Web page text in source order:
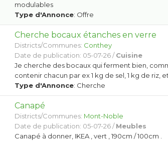
modulables
Type d'Annonce: Offre
Cherche bocaux étanches en verre
Districts/Communes: Conthey
Date de publication: 05-07-26 /Cuisine
Je cherche des bocaux qui ferment bien,
contenir chacun par ex 1 kg de sel, 1 kg de riz,
Type d'Annonce: Cherche
Canapé
Districts/Communes: Mont-Noble
Date de publication: 05-07-26 /Meubles
Canapé à donner, IKEA , vert , 190cm / 100cm .